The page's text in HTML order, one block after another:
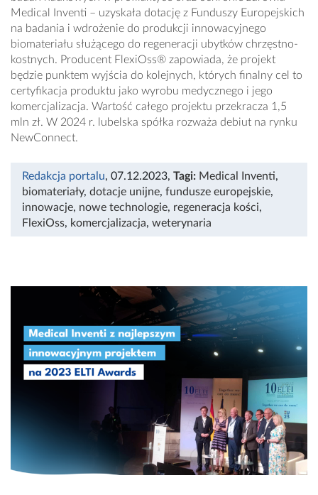
Medical Inventi – uzyskała dotację z Funduszy Europejskich
na badania i wdrożenie do produkcji innowacyjnego
biomateriału służącego do regeneracji ubytków chrzęstno-
kostnych. Producent FlexiOss® zapowiada, że projekt
będzie punktem wyjścia do kolejnych, których finalny cel to
certyfikacja produktu jako wyrobu medycznego i jego
komercjalizacja. Wartość całego projektu przekracza 1,5
mln zł. W 2024 r. lubelska spółka rozważa debiut na rynku
NewConnect.
Redakcja portalu, 07.12.2023, Tagi: Medical Inventi,
biomateriały, dotacje unijne, fundusze europejskie,
innowacje, nowe technologie, regeneracja kości,
FlexiOss, komercjalizacja, weterynaria